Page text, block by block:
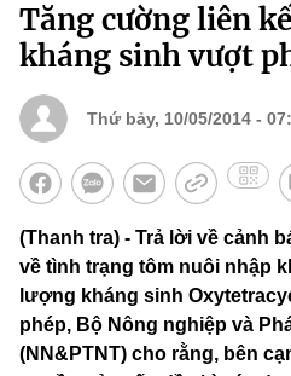
Tăng cường liên
kháng sinh vượt
Thứ bảy, 10/05/2014 -
(Thanh tra) - Trả lời về cảnh
về tình trạng tôm nuôi nhập
lượng kháng sinh
phép, Bộ Nông nghiệp và
(NN&PTNT) cho rằng, bên